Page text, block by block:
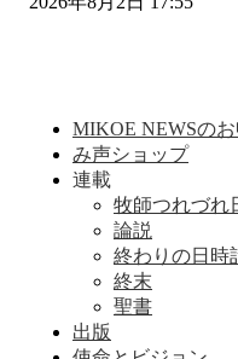
MIKOE NEWSの
み声ショップ
連載
牧師つれづれ
論説
終わりの日時
終末
聖書
出版